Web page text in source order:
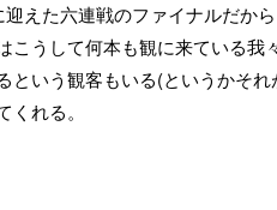
えた六連戦のファイナルだか
こうして何本も観に来ている
という観客もいる(というかそ
くれる。